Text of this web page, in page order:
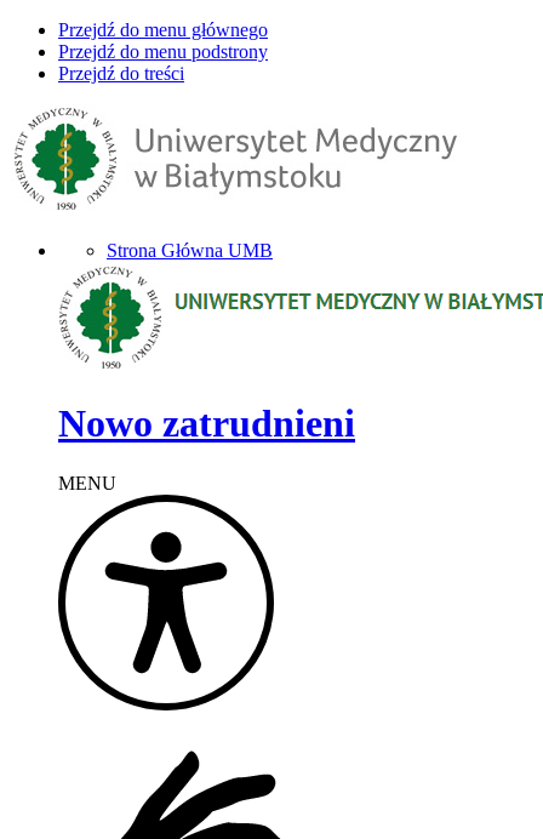
Przejdź do menu głównego
Przejdź do menu podstrony
Przejdź do treści
Strona Główna UMB
Nowo zatrudnieni
MENU